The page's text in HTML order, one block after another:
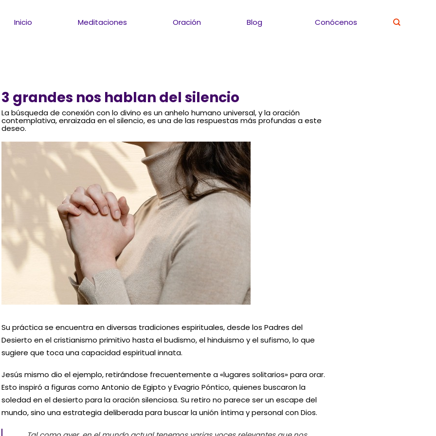
Inicio Meditaciones Oración Blog Conócenos
3 grandes nos hablan del silencio
La búsqueda de conexión con lo divino es un anhelo humano universal, y la oración
contemplativa, enraizada en el silencio, es una de las respuestas más profundas a este
deseo.
Su práctica se encuentra en diversas tradiciones espirituales, desde los Padres del
Desierto en el cristianismo primitivo hasta el budismo, el hinduismo y el sufismo, lo que
sugiere que toca una capacidad espiritual innata.
Jesús mismo dio el ejemplo, retirándose frecuentemente a «lugares solitarios» para orar.
Esto inspiró a figuras como Antonio de Egipto y Evagrio Póntico, quienes buscaron la
soledad en el desierto para la oración silenciosa. Su retiro no parece ser un escape del
mundo, sino una estrategia deliberada para buscar la unión íntima y personal con Dios.